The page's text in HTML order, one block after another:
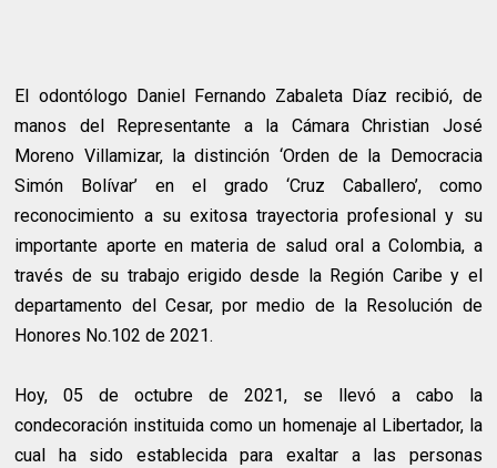
El odontólogo Daniel Fernando Zabaleta Díaz recibió, de
manos del Representante a la Cámara Christian José
Moreno Villamizar, la distinción ‘Orden de la Democracia
Simón Bolívar’ en el grado ‘Cruz Caballero’, como
reconocimiento a su exitosa trayectoria profesional y su
importante aporte en materia de salud oral a Colombia, a
través de su trabajo erigido desde la Región Caribe y el
departamento del Cesar, por medio de la Resolución de
Honores No.102 de 2021.
Hoy, 05 de octubre de 2021, se llevó a cabo la
condecoración instituida como un homenaje al Libertador, la
cual ha sido establecida para exaltar a las personas